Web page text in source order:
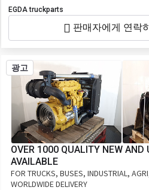
EGDA truckparts
판매자에게 연락
광고
OVER 1000 QUALITY NEW AND
AVAILABLE
FOR TRUCKS, BUSES, INDUSTRIAL,
WORLDWIDE DELIVERY